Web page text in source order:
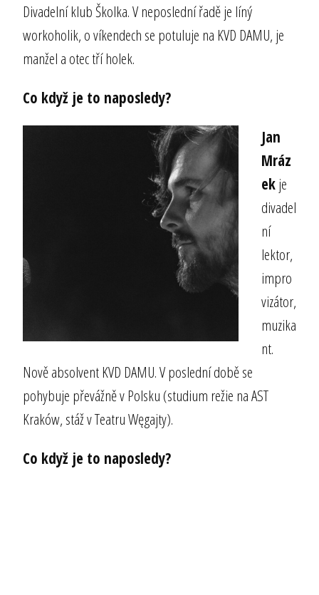
Divadelní klub Školka. V neposlední řadě je líný
workoholik, o víkendech se potuluje na KVD DAMU, je
manžel a otec tří holek.
Co když je to naposledy?
Jan
Mráz
ek je
divadel
ní
lektor,
impro
vizátor,
muzika
nt.
Nově absolvent KVD DAMU. V poslední době se
pohybuje převážně v Polsku (studium režie na AST
Kraków, stáž v Teatru Węgajty).
Co když je to naposledy?